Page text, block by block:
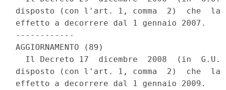
disposto (con l'art. 1, comma  2)  che  la
effetto a decorrere dal 1 gennaio 2007.
------------
AGGIORNAMENTO (89)
Il Decreto 17  dicembre  2008  (in  G.U.
disposto (con l'art. 1, comma  2)  che  la
effetto a decorrere dal 1 gennaio 2009.